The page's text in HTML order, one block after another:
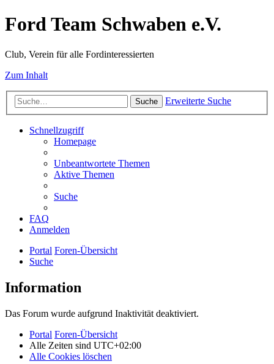
Ford Team Schwaben e.V.
Club, Verein für alle Fordinteressierten
Zum Inhalt
Suche Erweiterte Suche
Schnellzugriff
Homepage
Unbeantwortete Themen
Aktive Themen
Suche
FAQ
Anmelden
Portal Foren-Übersicht
Suche
Information
Das Forum wurde aufgrund Inaktivität deaktiviert.
Portal Foren-Übersicht
Alle Zeiten sind UTC+02:00
Alle Cookies löschen